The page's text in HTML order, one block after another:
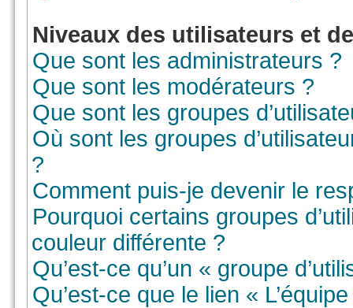
Niveaux des utilisateurs et
Que sont les administrateurs ?
Que sont les modérateurs ?
Que sont les groupes
Où sont les groupes
?
Comment puis-je devenir le
Pourquoi certains groupes
couleur différente ?
Qu’est-ce qu’un « groupe
Qu’est-ce que le lien «